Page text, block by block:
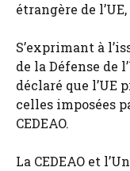
étrangère de
S’exprimant à
de la Défense de
déclaré que l’UE
celles imposées
CEDEAO.
La CEDEAO et